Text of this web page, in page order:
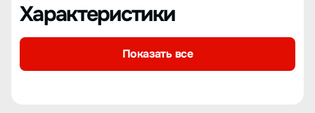
Характеристики
Показать все